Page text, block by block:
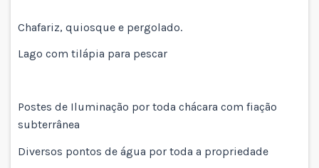
Chafariz, quiosque e pergolado.
Lago com tilápia para pescar
Postes de Iluminação por toda chácara com fiação
subterrânea
Diversos pontos de água por toda a propriedade